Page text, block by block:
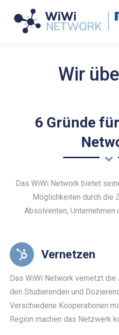
Wir
6 Gründe
Das WiWi Network bietet
Möglichkeiten durch die
Absolventen, Unternehmen
Vernetzen
Das WiWi Network vernetzt die
den Studierenden und
Verschiedene Kooperationen
Region machen das Netzwerk